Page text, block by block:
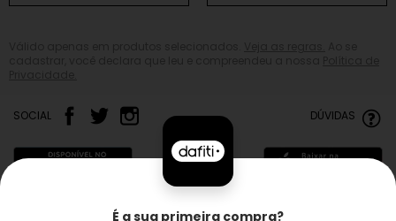
SOCIAL DÚVIDAS
É a sua primeira compra?